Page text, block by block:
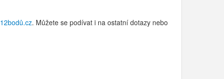
12bodů.cz. Můžete se podívat i na ostatní dotazy nebo